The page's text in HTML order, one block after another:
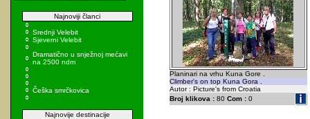
Najnoviji članci
Srednji Velebit
Sjeverni Velebit
Dramatično u snježnoj mećavi
na 2500 ndm
Češka smrčkovica
Najnovije destinacije
Planinari na vrhu Kuna Gore .
Climber's on top Kuna Gora .
Autor : Picture's from Croatia
Broj klikova :80 Com :0